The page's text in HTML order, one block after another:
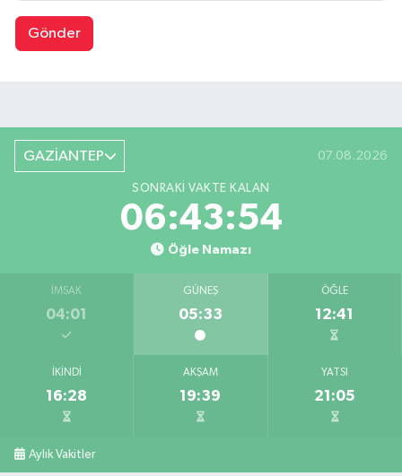
Gönder
GAZİANTEP 07.08.2026
SONRAKI VAKTE KALAN
06:43:53
Öğle Namazı
İMSAK
04:01
GÜNEŞ
05:33
ÖĞLE
12:41
İKINDI
16:28
AKŞAM
19:39
YATSI
21:05
Aylık Vakitler